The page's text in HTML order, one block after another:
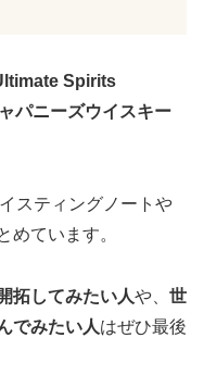
Spirits
パニーズウイスキー
スティングノートや
めています。
拓してみたい人や、 世
でみたい人はぜひ最後